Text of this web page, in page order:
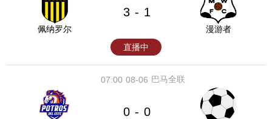
佩纳罗尔
3 - 1
漫游者
直播中
08-06
07:00 巴马全联
0 - 0